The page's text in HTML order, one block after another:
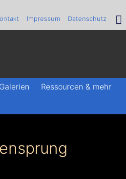
Impressum Datenschutz
Galerien Ressourcen & mehr